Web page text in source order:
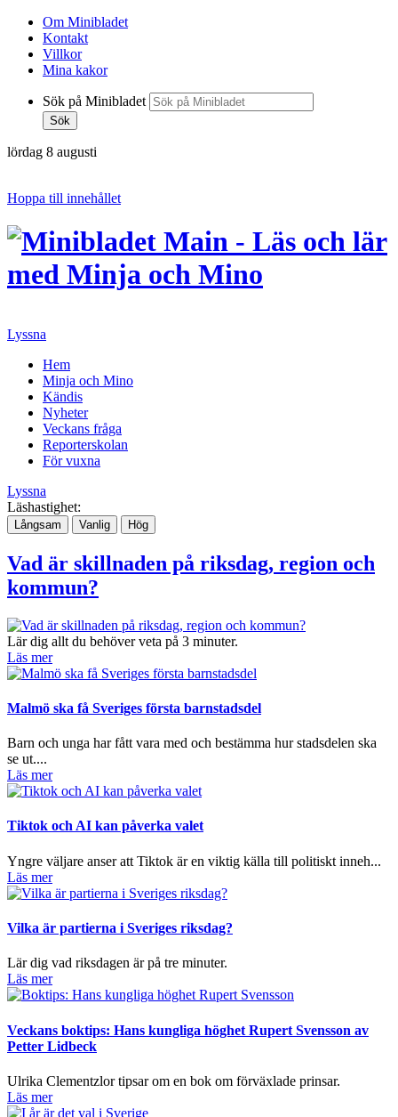
Om Minibladet
Kontakt
Villkor
Mina kakor
Sök på Minibladet
Sök
lördag 8 augusti
Hoppa till innehållet
Lyssna
Hem
Minja och Mino
Kändis
Nyheter
Veckans fråga
Reporterskolan
För vuxna
Lyssna
Läshastighet:
Långsam Vanlig Hög
Vad är skillnaden på riksdag, region och
kommun?
Lär dig allt du behöver veta på 3 minuter.
Läs mer
Malmö ska få Sveriges första barnstadsdel
Barn och unga har fått vara med och bestämma hur stadsdelen ska
se ut....
Läs mer
Tiktok och AI kan påverka valet
Yngre väljare anser att Tiktok är en viktig källa till politiskt inneh...
Läs mer
Vilka är partierna i Sveriges riksdag?
Lär dig vad riksdagen är på tre minuter.
Läs mer
Veckans boktips: Hans kungliga höghet Rupert Svensson av
Petter Lidbeck
Ulrika Clementzlor tipsar om en bok om förväxlade prinsar.
Läs mer